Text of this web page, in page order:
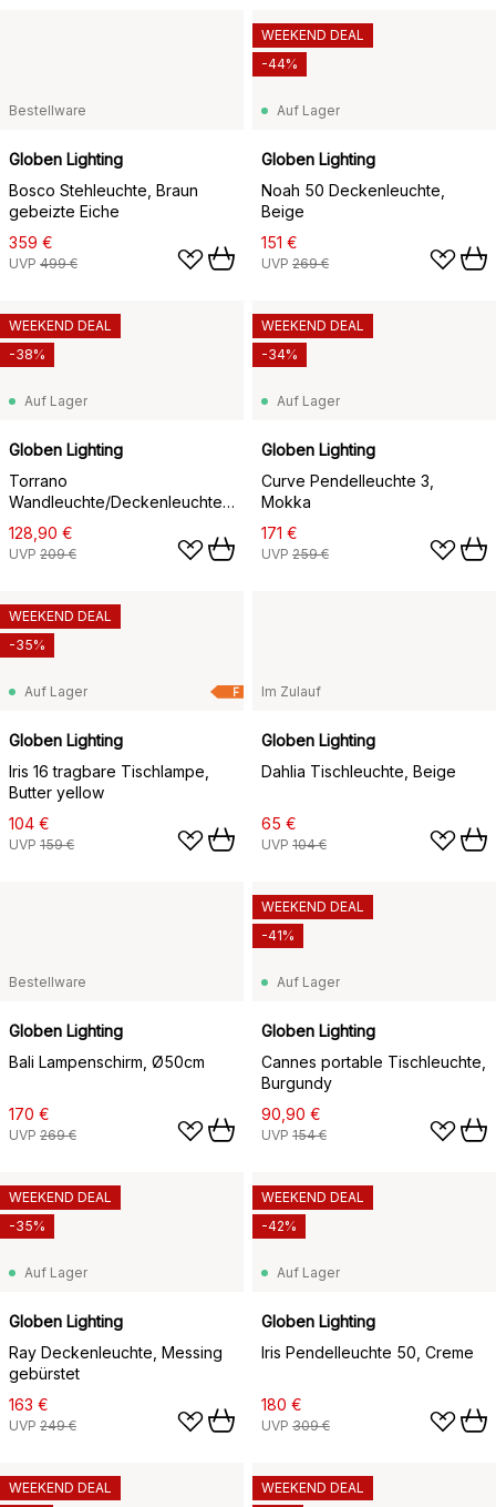
Bestellware
Globen Lighting
Bosco Stehleuchte, Braun
gebeizte Eiche
359 €
UVP 499 €
Auf Lager
Globen Lighting
Noah 50 Deckenleuchte,
Beige
151 €
UVP 269 €
WEEKEND DEAL
-44%
Auf Lager
Globen Lighting
Torrano
Wandleuchte/Deckenleuchte
13cm, Travertin
128,90 €
UVP 209 €
WEEKEND DEAL
-38%
Auf Lager
Globen Lighting
Curve Pendelleuchte 3,
Mokka
171 €
UVP 259 €
WEEKEND DEAL
-34%
F
Auf Lager
Globen Lighting
Iris 16 tragbare Tischlampe,
Butter yellow
104 €
UVP 159 €
WEEKEND DEAL
-35%
Im Zulauf
Globen Lighting
Dahlia Tischleuchte, Beige
65 €
UVP 104 €
Bestellware
Globen Lighting
Bali Lampenschirm, Ø50cm
170 €
UVP 269 €
Auf Lager
Globen Lighting
Cannes portable Tischleuchte,
Burgundy
90,90 €
UVP 154 €
WEEKEND DEAL
-41%
Auf Lager
Globen Lighting
Ray Deckenleuchte, Messing
gebürstet
163 €
UVP 249 €
WEEKEND DEAL
-35%
Auf Lager
Globen Lighting
Iris Pendelleuchte 50, Creme
180 €
UVP 309 €
WEEKEND DEAL
-42%
WEEKEND DEAL WEEKEND DEAL